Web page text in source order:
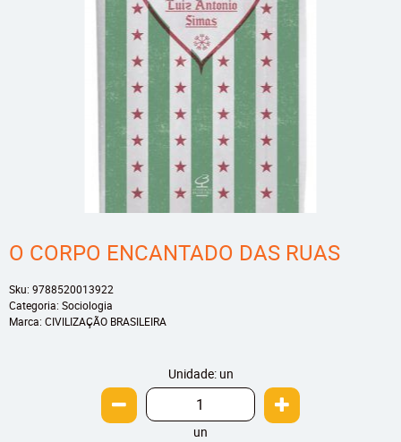
O CORPO ENCANTADO DAS RUAS
Sku: 9788520013922
Categoria: Sociologia
Marca: CIVILIZAÇÃO BRASILEIRA
Unidade: un
un